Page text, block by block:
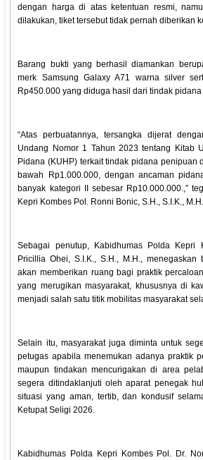
dengan harga di atas ketentuan resmi,
dilakukan, tiket tersebut tidak pernah diberikan
Barang bukti yang berhasil diamankan
merk Samsung Galaxy A71 warna silver
Rp450.000 yang diduga hasil dari tindak pidana
“Atas perbuatannya, tersangka dijerat
Undang Nomor 1 Tahun 2023 tentang Kitab
Pidana (KUHP) terkait tindak pidana penipuan
bawah Rp1.000.000, dengan ancaman
banyak kategori II sebesar Rp10.000.000.,”
Kepri Kombes Pol. Ronni Bonic, S.H., S.I.K., M.H.
Sebagai penutup, Kabidhumas Polda Kepri
Pricillia Ohei, S.I.K., S.H., M.H., menegaskan
akan memberikan ruang bagi praktik
yang merugikan masyarakat, khususnya di
menjadi salah satu titik mobilitas masyarakat
Selain itu, masyarakat juga diminta untuk
petugas apabila menemukan adanya praktik
maupun tindakan mencurigakan di area
segera ditindaklanjuti oleh aparat penegak
situasi yang aman, tertib, dan kondusif
Ketupat Seligi 2026.
Kabidhumas Polda Kepri Kombes Pol. Dr.